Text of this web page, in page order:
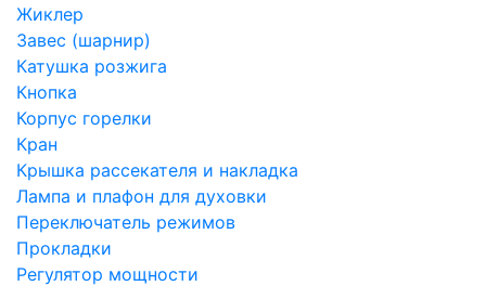
Жиклер
Завес (шарнир)
Катушка розжига
Кнопка
Корпус горелки
Кран
Крышка рассекателя и накладка
Лампа и плафон для духовки
Переключатель режимов
Прокладки
Регулятор мощности